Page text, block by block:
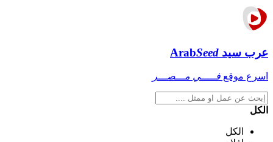
عرب سيد ArabSeed
اسرع موقع فـــــي مـــصـــر
الكل
الكل